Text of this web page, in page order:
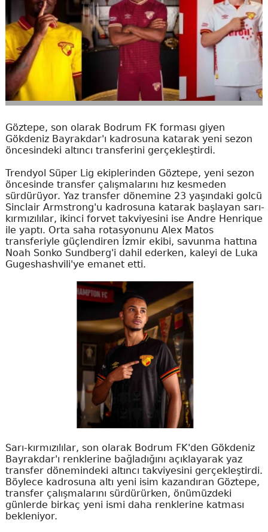
Göztepe, son olarak Bodrum FK forması giyen
Gökdeniz Bayrakdar'ı kadrosuna katarak yeni sezon
öncesindeki altıncı transferini gerçekleştirdi.
Trendyol Süper Lig ekiplerinden Göztepe, yeni sezon
öncesinde transfer çalışmalarını hız kesmeden
sürdürüyor. Yaz transfer dönemine 23 yaşındaki golcü
Sinclair Armstrong'u kadrosuna katarak başlayan sarı-
kırmızılılar, ikinci forvet takviyesini ise Andre Henrique
ile yaptı. Orta saha rotasyonunu Alex Matos
transferiyle güçlendiren İzmir ekibi, savunma hattına
Noah Sonko Sundberg'i dahil ederken, kaleyi de Luka
Gugeshashvili'ye emanet etti.
Sarı-kırmızılılar, son olarak Bodrum FK'den Gökdeniz
Bayrakdar'ı renklerine bağladığını açıklayarak yaz
transfer dönemindeki altıncı takviyesini gerçekleştirdi.
Böylece kadrosuna altı yeni isim kazandıran Göztepe,
transfer çalışmalarını sürdürürken, önümüzdeki
günlerde birkaç yeni ismi daha renklerine katması
bekleniyor.